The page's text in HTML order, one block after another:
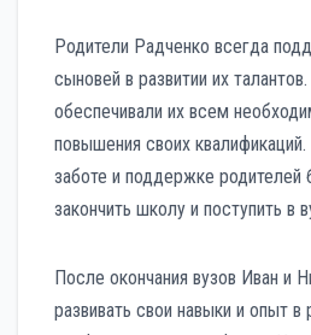
Родители Радченко всегда
сыновей в развитии их
обеспечивали их всем
повышения своих
заботе и поддержке родителей
закончить школу и поступить в
После окончания вузов Иван и
развивать свои навыки и опыт в